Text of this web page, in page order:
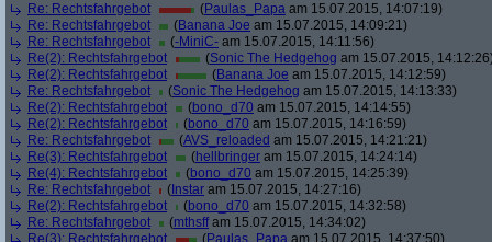
Re: Rechtsfahrgebot (Paulas_Papa am 15.07.2015, 14:07:19)
Re: Rechtsfahrgebot
(Banana Joe am 15.07.2015, 14:09:21)
Re: Rechtsfahrgebot
(-MiniC- am 15.07.2015, 14:11:56)
Re(2): Rechtsfahrgebot
(Sonic The Hedgehog am 15.07.2015,
Re(2): Rechtsfahrgebot
(Banana Joe am 15.07.2015, 14:12:59)
Re: Rechtsfahrgebot
(Sonic The Hedgehog am 15.07.2015, 14:13:33)
Re(2): Rechtsfahrgebot
(bono_d70 am 15.07.2015, 14:14:55)
Re(2): Rechtsfahrgebot
(bono_d70 am 15.07.2015, 14:16:59)
Re: Rechtsfahrgebot
(AVS_reloaded am 15.07.2015, 14:21:21)
Re(3): Rechtsfahrgebot
(hellbringer am 15.07.2015, 14:24:14)
Re(4): Rechtsfahrgebot
(bono_d70 am 15.07.2015, 14:25:39)
Re: Rechtsfahrgebot
( Instar am 15.07.2015, 14:27:16)
Re(2): Rechtsfahrgebot
(bono_d70 am 15.07.2015, 14:32:58)
Re: Rechtsfahrgebot
(mthsffam 15.07.2015, 14:34:02)
Re(3): Rechtsfahrgebot
(Paulas_Papa am 15.07.2015, 14:37:50)